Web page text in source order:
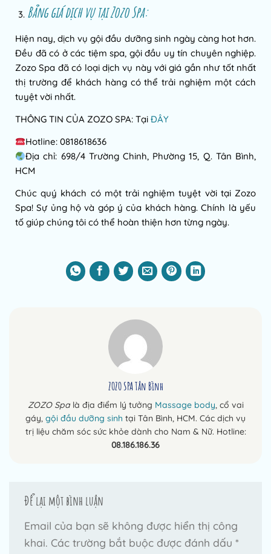
Bảng giá dịch vụ tại Zozo Spa:
Hiện nay, dịch vụ gội đầu dưỡng sinh ngày càng hot hơn.
Đều đã có ở các tiệm spa, gội đầu uy tín chuyên nghiệp.
Zozo Spa đã có loại dịch vụ này với giá gần như tốt nhất
thị trường để khách hàng có thể trải nghiệm một cách
tuyệt vời nhất.
THÔNG TIN CỦA ZOZO SPA: Tại ĐÂY
Hotline: 0818618636
Địa chỉ: 698/4 Trường Chinh, Phường 15, Q. Tân Bình,
HCM
Chúc quý khách có một trải nghiệm tuyệt vời tại Zozo
Spa! Sự ủng hộ và góp ý của khách hàng. Chính là yếu
tố giúp chúng tôi có thể hoàn thiện hơn từng ngày.
ZOZO SPA Tân Bình
ZOZO Spalà địa điểm lý tưởng Massage body, cổ vai
gáy, gội đầu dưỡng sinh tại Tân Bình, HCM. Các dịch vụ
trị liệu chăm sóc sức khỏe dành cho Nam & Nữ. Hotline:
08.186.186.36
Để lại một bình luận
Email của bạn sẽ không được hiển thị công
khai. Các trường bắt buộc được đánh dấu *